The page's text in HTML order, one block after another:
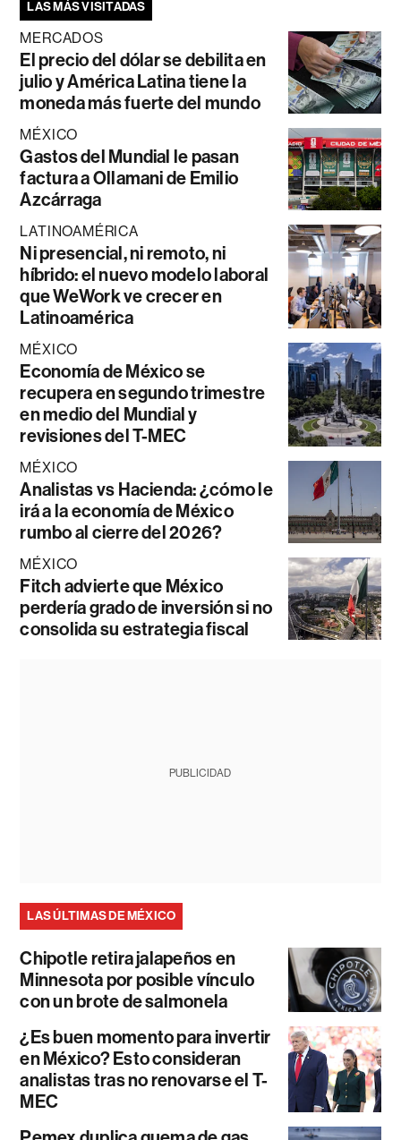
LAS MÁS VISITADAS
MERCADOS
El precio del dólar se debilita en
julio y América Latina tiene la
moneda más fuerte del mundo
MÉXICO
Gastos del Mundial le pasan
factura a Ollamani de Emilio
Azcárraga
LATINOAMÉRICA
Ni presencial, ni remoto, ni
híbrido: el nuevo modelo laboral
que WeWork ve crecer en
Latinoamérica
MÉXICO
Economía de México se
recupera en segundo trimestre
en medio del Mundial y
revisiones del T-MEC
MÉXICO
Analistas vs Hacienda: ¿cómo le
irá a la economía de México
rumbo al cierre del 2026?
MÉXICO
Fitch advierte que México
perdería grado de inversión si no
consolida su estrategia fiscal
PUBLICIDAD
LAS ÚLTIMAS DE MÉXICO
Chipotle retira jalapeños en
Minnesota por posible vínculo
con un brote de salmonela
¿Es buen momento para invertir
en México? Esto consideran
analistas tras no renovarse el T-
MEC